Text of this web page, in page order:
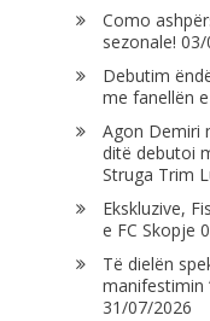
Como
sezonale! 03/
Debutim
me fanellën
Agon Demiri
ditë debutoi
Struga Trim
Ekskluzive,
e FC Skopje
Të dielën
manifestimin
31/07/2026